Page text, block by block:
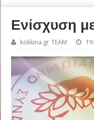
Ενίσχυση
kokkina.gr TEAM